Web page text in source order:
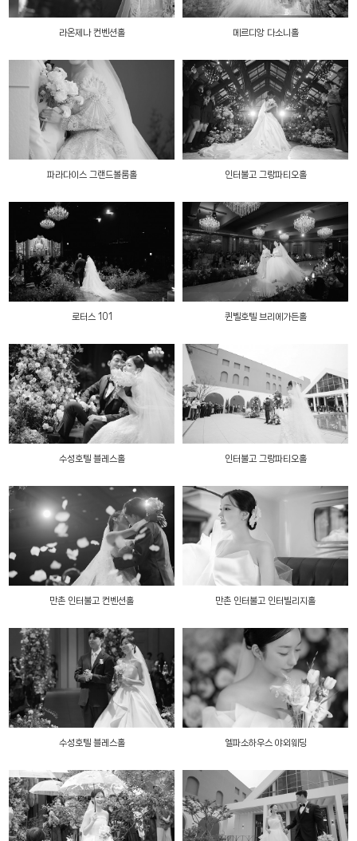
라온제나 컨벤션홀 메르디앙 다소니홀
파라다이스 그랜드볼룸홀 인터불고 그랑파티오홀
로터스 101 퀸벨호텔 브리에가든홀
수성호텔 블레스홀 인터불고 그랑파티오홀
만촌 인터불고 컨벤션홀 만촌 인터불고 인터빌리지홀
수성호텔 블레스홀 엘파소하우스 야외웨딩